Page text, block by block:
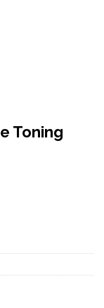
Toning